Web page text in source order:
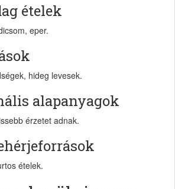
ételek
eper.
hideg levesek.
alapanyagok
érzetet adnak.
ételek.